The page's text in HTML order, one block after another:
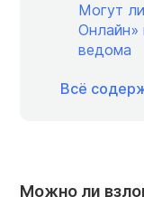
Могут
Онлайн»
ведома
Всё
Можно ли